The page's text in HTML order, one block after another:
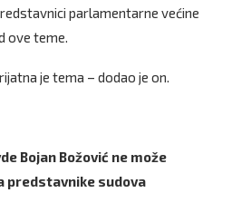
parlamentarne većine
ove teme.
je tema – dodao je on.
Bojan Božović ne može
predstavnike sudova